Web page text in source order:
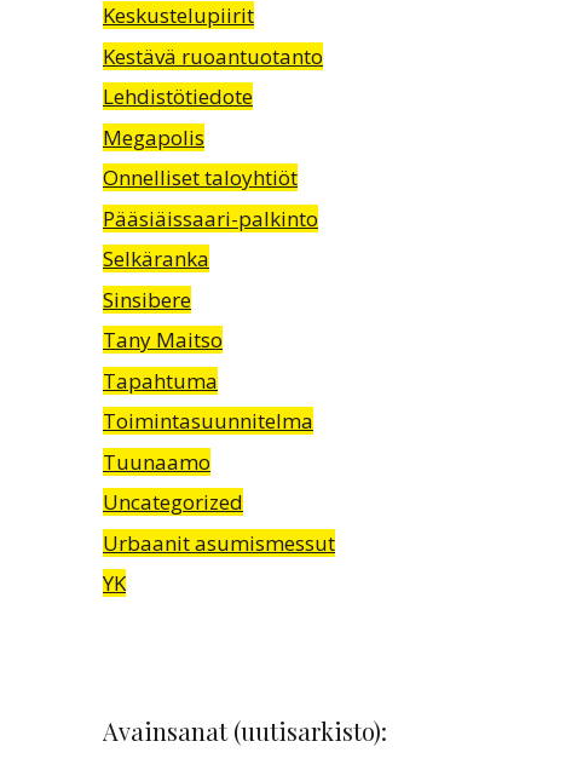
Keskustelupiirit
Kestävä ruoantuotanto
Lehdistötiedote
Megapolis
Onnelliset taloyhtiöt
Pääsiäissaari-palkinto
Selkäranka
Sinsibere
Tany Maitso
Tapahtuma
Toimintasuunnitelma
Tuunaamo
Uncategorized
Urbaanit asumismessut
YK
Avainsanat (uutisarkisto):